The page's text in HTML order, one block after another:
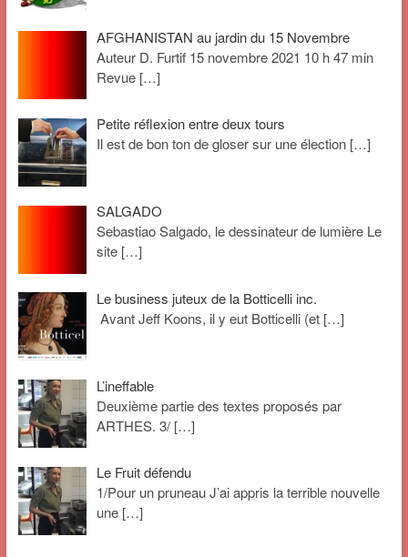
AFGHANISTAN au jardin du 15 Novembre
Auteur D. Furtif 15 novembre 2021 10 h 47 min
Revue […]
Petite réflexion entre deux tours
Il est de bon ton de gloser sur une élection […]
SALGADO
Sebastiao Salgado, le dessinateur de lumière Le
site […]
Le business juteux de la Botticelli inc.
Avant Jeff Koons, il y eut Botticelli (et […]
L’ineffable
Deuxième partie des textes proposés par
ARTHES. 3/ […]
Le Fruit défendu
1/Pour un pruneau J’ai appris la terrible nouvelle
une […]